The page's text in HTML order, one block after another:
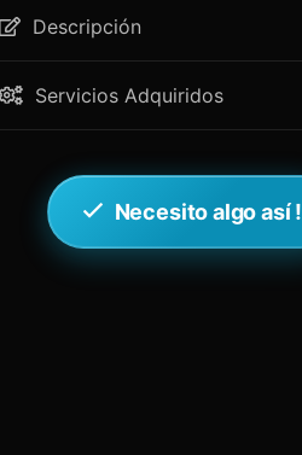
Descripción
Servicios Adquiridos
Necesito algo así !